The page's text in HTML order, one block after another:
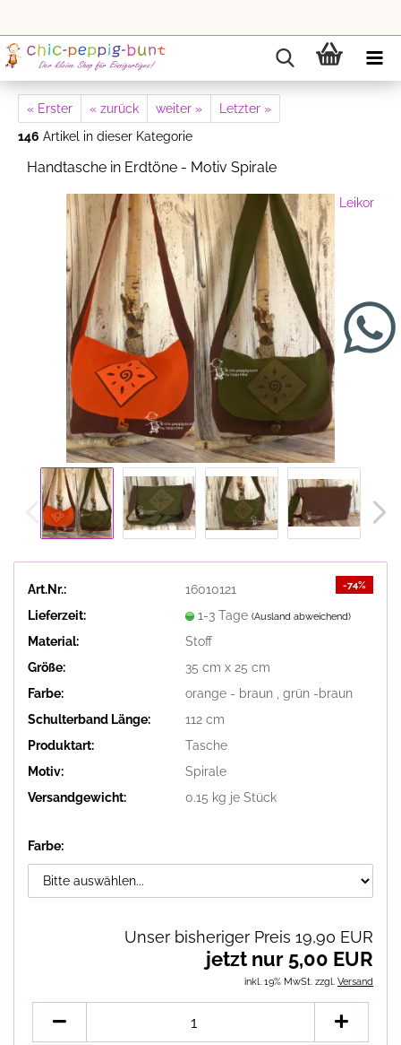
« Erster « zurück weiter »
Letzter »
146 Artikel in dieser Kategorie
Handtasche in Erdtöne - Motiv Spirale
Leikor
-74%
Art.Nr.:
16010121
Lieferzeit:
1-3 Tage (Ausland abweichend)
Material:
Stoff
Größe:
35 cm x 25 cm
Farbe:
orange - braun , grün -braun
Schulterband Länge:
112 cm
Produktart:
Tasche
Motiv:
Spirale
Versandgewicht:
0.15 kg je Stück
Farbe:
Unser bisheriger Preis 19,90 EUR
jetzt nur 5,00 EUR
inkl. 19% MwSt. zzgl. Versand